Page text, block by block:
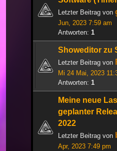
Letzter Beitrag von
Jun, 2023 7:59 am
Antworten: 1
Showeditor zu
Letzter Beitrag von
Mi 24 Mai, 2023
Antworten: 1
Meine neue
geplanter
2022
Letzter Beitrag von
Apr, 2023 7:49 pm